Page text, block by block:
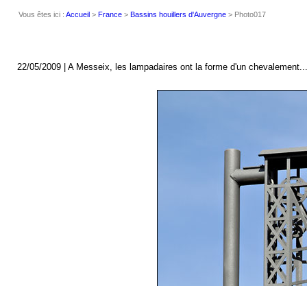
Vous êtes ici : Accueil > France > Bassins houillers d'Auvergne > Photo017
22/05/2009 | A Messeix, les lampadaires ont la forme d'un chevalement...